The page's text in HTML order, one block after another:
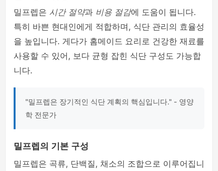
밀프렙은 시간 절약과 비용 절감에 도움이 됩니다.
특히 바쁜 현대인에게 적합하며, 식단 관리의 효율성
을 높입니다. 게다가 홈메이드 요리로 건강한 재료를
사용할 수 있어, 보다 균형 잡힌 식단 구성도 가능합
니다.
"밀프렙은 장기적인 식단 계획의 핵심입니다." - 영양
학 전문가
밀프렙의 기본 구성
밀프렙은 곡류, 단백질, 채소의 조합으로 이루어집니